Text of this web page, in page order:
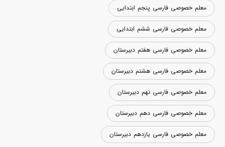
معلم خصوصی فارسی پنجم ابتدایی
معلم خصوصی فارسی ششم ابتدایی
معلم خصوصی فارسی هفتم دبیرستان
معلم خصوصی فارسی هشتم دبیرستان
معلم خصوصی فارسی نهم دبیرستان
معلم خصوصی فارسی دهم دبیرستان
معلم خصوصی فارسی یازدهم دبیرستان